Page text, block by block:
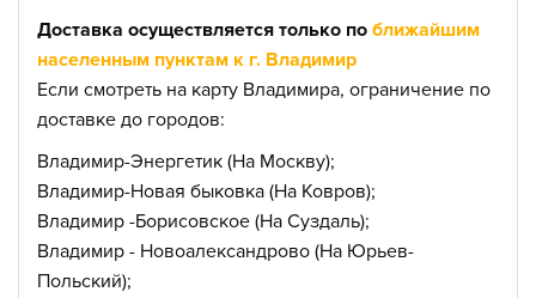
Доставка осуществляется только по ближайшим
населенным пунктам к г. Владимир
Если смотреть на карту Владимира, ограничение по
доставке до городов:
Владимир-Энергетик (На Москву);
Владимир-Новая быковка (На Ковров);
Владимир -Борисовское (На Суздаль);
Владимир - Новоалександрово (На Юрьев-
Польский);